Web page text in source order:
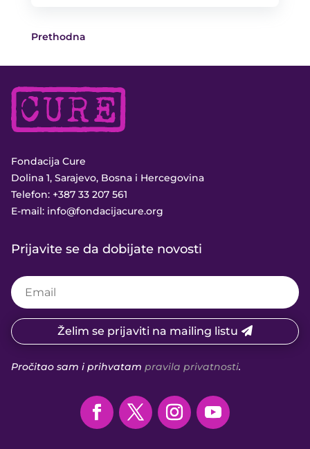
Prethodna
Fondacija Cure
Dolina 1, Sarajevo, Bosna i Hercegovina
Telefon: +387 33 207 561
E-mail: info@fondacijacure.org
Prijavite se da dobijate novosti
Želim se prijaviti na mailing listu
Pročitao sam i prihvatam pravila privatnosti.